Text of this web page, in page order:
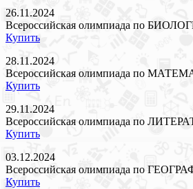
26.11.2024
Всероссийская олимпиада по
Купить
28.11.2024
Всероссийская олимпиада по
Купить
29.11.2024
Всероссийская олимпиада по
Купить
03.12.2024
Всероссийская олимпиада по
Купить